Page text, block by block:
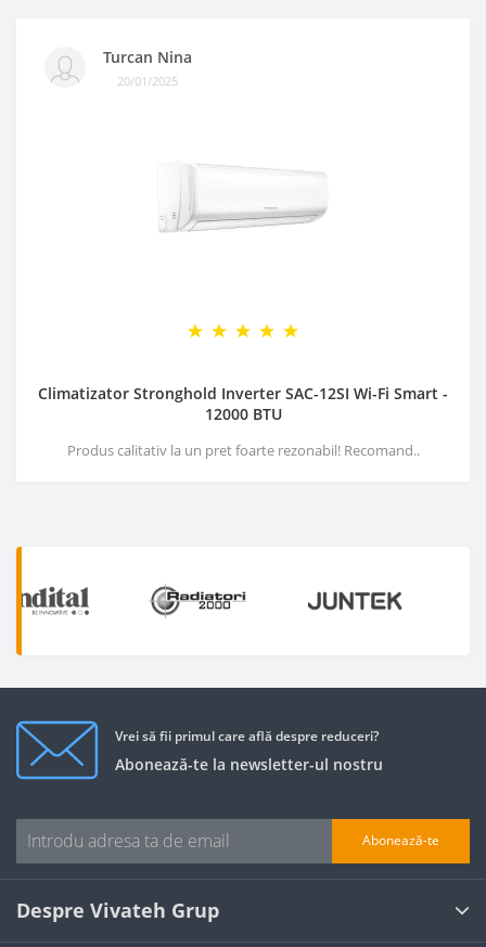
Turcan Nina
20/01/2025
Climatizator Stronghold Inverter SAC-12SI Wi-Fi Smart -
12000 BTU
Produs calitativ la un pret foarte rezonabil! Recomand..
Vrei să fii primul care află despre reduceri?
Abonează-te la newsletter-ul nostru
Abonează-te
Despre Vivateh Grup